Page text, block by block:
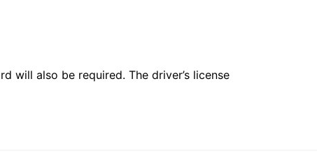
will also be required. The driver’s license